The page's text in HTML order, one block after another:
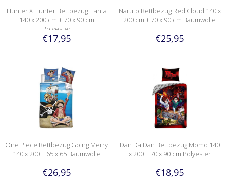
Hunter X Hunter Bettbezug Hanta
140 x 200 cm + 70 x 90 cm
Polyester
€17,95
Naruto Bettbezug Red Cloud 140 x
200 cm + 70 x 90 cm Baumwolle
€25,95
One Piece Bettbezug Going Merry
140 x 200 + 65 x 65 Baumwolle
€26,95
Dan Da Dan Bettbezug Momo 140
x 200 + 70 x 90 cm Polyester
€18,95